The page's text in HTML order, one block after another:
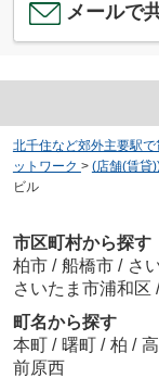
メールで
北千住など郊外主要駅
ットワーク > (店舗(賃貸
ビル
市区町村から探す
柏市 / 船橋市 / さ
さいたま市浦和区 /
町名から探す
本町 / 曙町 / 柏 /
前原西